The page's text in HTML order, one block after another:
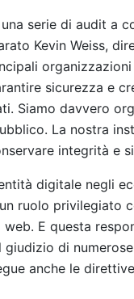
serie di audit a
Kevin Weiss,
sicurezza e
Siamo davvero
La nostra
integrità e
digitale negli
ruolo privilegiato
E questa
giudizio di
anche le